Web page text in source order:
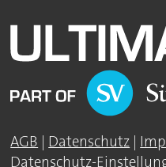
AGB | Datenschutz |
Datenschutz-